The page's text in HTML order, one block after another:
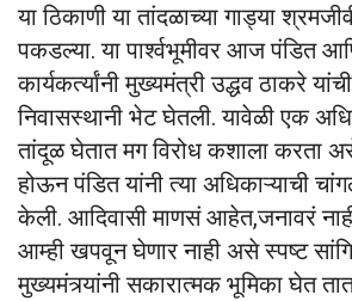
या ठिकाणी या तांदळाच्या गाड्या
पकडल्या. या पार्श्वभूमीवर आज पंडित
कार्यकर्त्यांनी मुख्यमंत्री उद्धव ठाकरे
निवासस्थानी भेट घेतली. यावेळी एक
तांदूळ घेतात मग विरोध कशाला करता
होऊन पंडित यांनी त्या अधिकाऱ्याची
केली. आदिवासी माणसं आहेत,जनावरं
आम्ही खपवून घेणार नाही असे स्पष्ट
मुख्यमंत्र्यांनी सकारात्मक भूमिका घेत